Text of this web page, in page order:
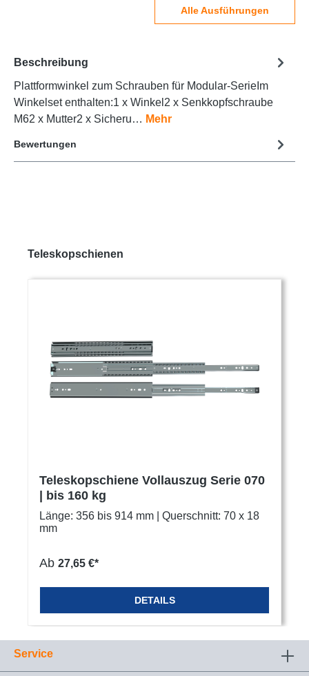
Alle Ausführungen
Beschreibung
Plattformwinkel zum Schrauben für Modular-SerieIm
Winkelset enthalten:1 x Winkel2 x Senkkopfschraube
M62 x Mutter2 x Sicheru… Mehr
Bewertungen
Teleskopschienen
Teleskopschiene Vollauszug Serie 070
| bis 160 kg
Länge: 356 bis 914 mm | Querschnitt: 70 x 18
mm
Ab 27,65 €*
DETAILS
Service